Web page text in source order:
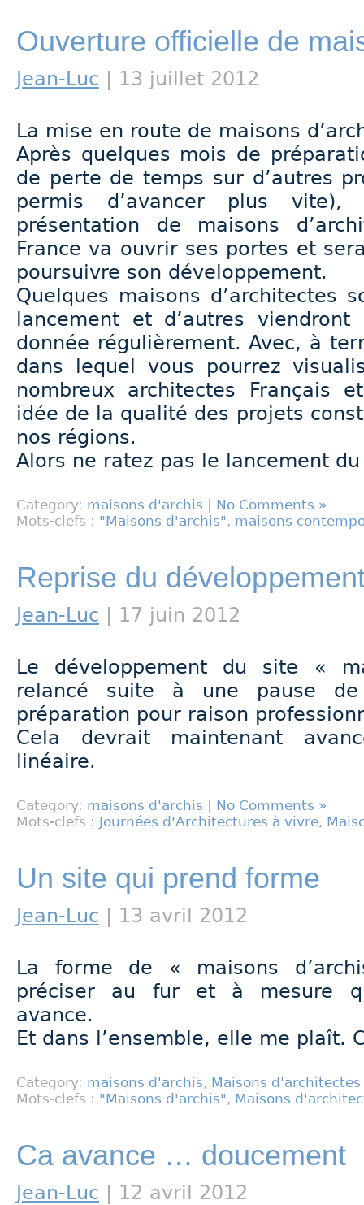
Ouverture officielle de
Jean-Luc | 13 juillet 2012
La mise en route de maisons
Après quelques mois de
de perte de temps sur d’autres
permis d’avancer plus
présentation de maisons
France va ouvrir ses portes et
poursuivre son développement.
Quelques maisons d’architectes
lancement et d’autres
donnée régulièrement. Avec, à
dans lequel vous pourrez
nombreux architectes Français
idée de la qualité des projets
nos régions.
Alors ne ratez pas le lancement
Category: maisons d'archis
No Comments »
Mots-clefs : "Maisons d'archis", maisons
Reprise du
Jean-Luc | 17 juin 2012
Le développement du site «
relancé suite à une pause
préparation pour raison
Cela devrait maintenant
linéaire.
Category: maisons d'archis
No Comments »
Mots-clefs : Journées d'Architectures à vivre,
Un site qui prend forme
Jean-Luc | 13 avril 2012
La forme de « maisons
préciser au fur et à mesure
avance.
Et dans l’ensemble, elle me plaît.
Category: maisons d'archis, Maisons d'architectes
Mots-clefs : "Maisons d'archis", Maisons
Ca avance … doucement
Jean-Luc | 12 avril 2012